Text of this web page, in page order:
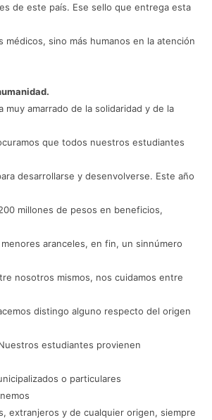
de este país. Ese sello que entrega esta
médicos, sino más humanos en la atención
muy amarrado de la solidaridad y de la
que todos nuestros estudiantes
desarrollarse y desenvolverse. Este año
millones de pesos en beneficios,
aranceles, en fin, un sinnúmero
nosotros mismos, nos cuidamos entre
distingo alguno respecto del origen
estudiantes provienen
o particulares
extranjeros y de cualquier origen, siempre